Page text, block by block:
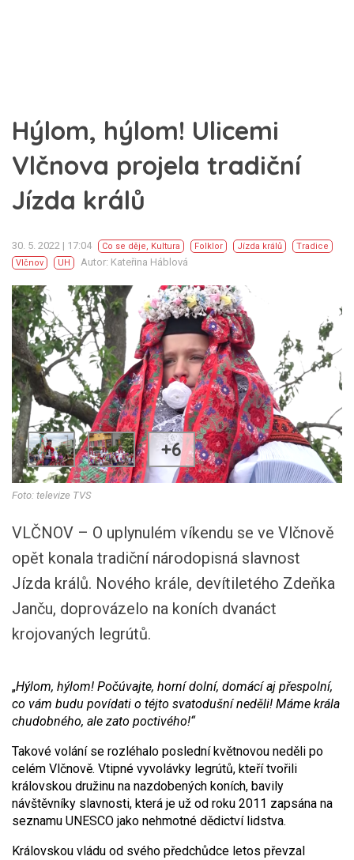
Hýlom, hýlom! Ulicemi
Vlčnova projela tradiční
Jízda králů
30. 5. 2022 | 17:04 Co se děje, Kultura Folklor Jízda králů
Tradice
Vlčnov
UH Autor: Kateřina Háblová
+6
Foto: televize TVS
VLČNOV – O uplynulém víkendu se ve Vlčnově
opět konala tradiční národopisná slavnost
Jízda králů. Nového krále, devítiletého Zdeňka
Janču, doprovázelo na koních dvanáct
krojovaných legrútů.
„Hýlom, hýlom! Počúvajte, horní dolní, domácí aj přespolní,
co vám budu povídati o téjto svatodušní neděli! Máme krála
chudobného, ale zato poctivého!“
Takové volání se rozléhalo poslední květnovou neděli po
celém Vlčnově. Vtipné vyvolávky legrútů, kteří tvořili
královskou družinu na nazdobených koních, bavily
návštěvníky slavnosti, která je už od roku 2011 zapsána na
seznamu UNESCO jako nehmotné dědictví lidstva.
Královskou vládu od svého předchůdce letos převzal